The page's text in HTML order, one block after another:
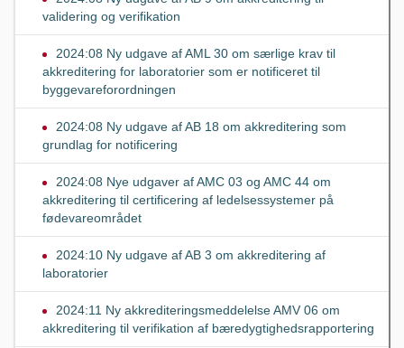
validering og verifikation
2024:08 Ny udgave af AML 30 om særlige krav til
akkreditering for laboratorier som er notificeret til
byggevareforordningen
2024:08 Ny udgave af AB 18 om akkreditering som
grundlag for notificering
2024:08 Nye udgaver af AMC 03 og AMC 44 om
akkreditering til certificering af ledelsessystemer på
fødevareområdet
2024:10 Ny udgave af AB 3 om akkreditering af
laboratorier
2024:11 Ny akkrediteringsmeddelelse AMV 06 om
akkreditering til verifikation af bæredygtighedsrapportering